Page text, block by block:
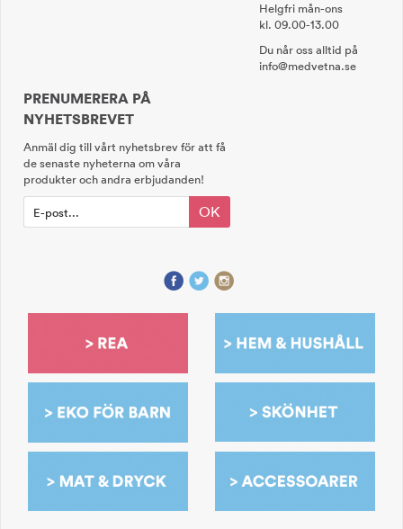
Helgfri mån-ons
kl. 09.00-13.00
Du når oss alltid på
info@medvetna.se
PRENUMERERA PÅ
NYHETSBREVET
Anmäl dig till vårt nyhetsbrev för att få
de senaste nyheterna om våra
produkter och andra erbjudanden!
OK